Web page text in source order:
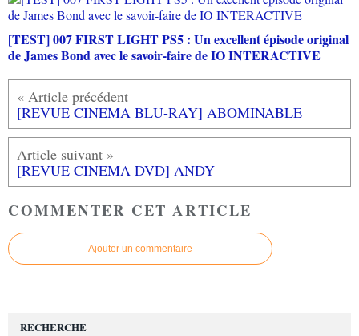
[TEST] 007 FIRST LIGHT PS5 : Un excellent épisode original
de James Bond avec le savoir-faire de IO INTERACTIVE
[REVUE CINEMA BLU-RAY] ABOMINABLE
[REVUE CINEMA DVD] ANDY
COMMENTER CET ARTICLE
Ajouter un commentaire
RECHERCHE